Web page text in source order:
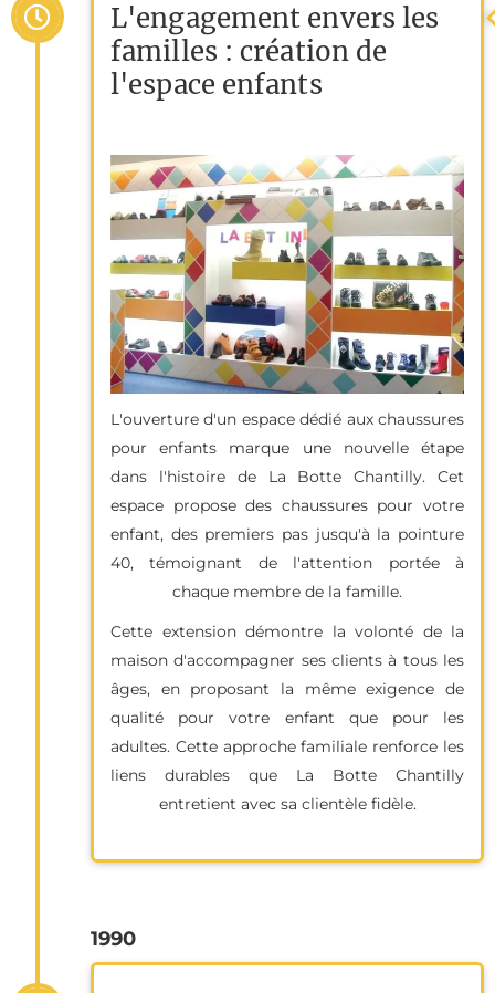
L'engagement envers les
familles : création de
l'espace enfants
L'ouverture d'un espace dédié aux chaussures
pour enfants marque une nouvelle étape
dans l'histoire de La Botte Chantilly. Cet
espace propose des chaussures pour votre
enfant, des premiers pas jusqu'à la pointure
40, témoignant de l'attention portée à
chaque membre de la famille.
Cette extension démontre la volonté de la
maison d'accompagner ses clients à tous les
âges, en proposant la même exigence de
qualité pour votre enfant que pour les
adultes. Cette approche familiale renforce les
liens durables que La Botte Chantilly
entretient avec sa clientèle fidèle.
1990